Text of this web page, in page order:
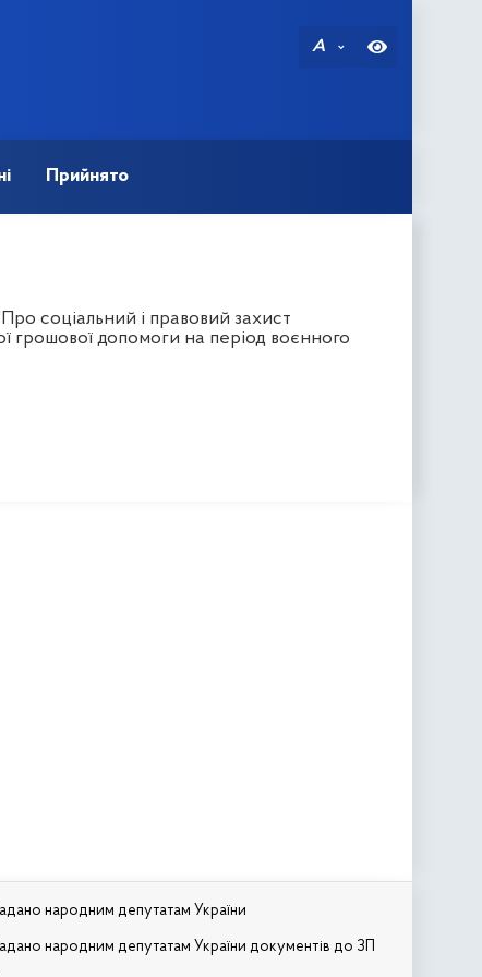
A
Прийнято
соціальний і правовий захист
грошової допомоги на період воєнного
народним депутатам України
народним депутатам України документів до ЗП